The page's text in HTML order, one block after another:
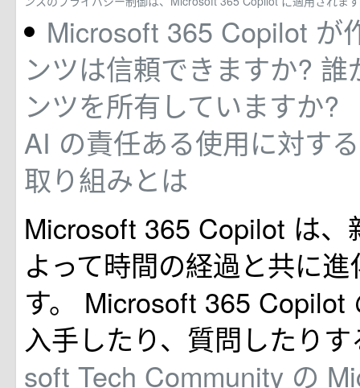
Microsoft 365 Copilot が
ンツは信頼できますか?
ンツを所有していますか?
AI の責任ある使用に対す
取り組みとは
Microsoft 365 Copilot は、
よって時間の経過と共に
す。 Microsoft 365 Copilot
入手したり、質問したり
soft Tech Community の